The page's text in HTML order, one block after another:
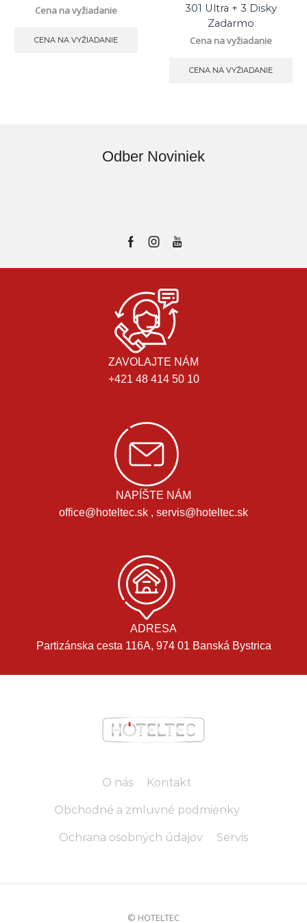
Cena na vyžiadanie
CENA NA VYŽIADANIE
301 Ultra + 3 Disky
Zadarmo
Cena na vyžiadanie
CENA NA VYŽIADANIE
Odber Noviniek
ZAVOLAJTE NÁM
+421 48 414 50 10
NAPÍŠTE NÁM
office@hoteltec.sk , servis@hoteltec.sk
ADRESA
Partizánska cesta 116A, 974 01 Banská Bystrica
O nás Kontakt
Obchodné a zmluvné podmienky
Ochrana osobných údajov Servis
© HOTELTEC